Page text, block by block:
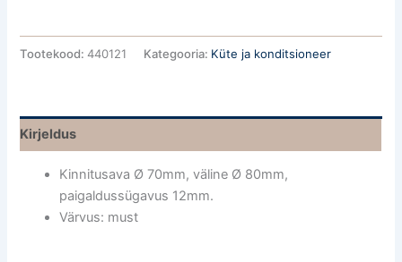
Tootekood:440121 Kategooria: Küte ja konditsioneer
Kirjeldus
Kinnitusava Ø 70mm, väline Ø 80mm,
paigaldussügavus 12mm.
Värvus: must